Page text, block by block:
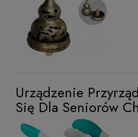
Urządzenie
Się Dla Seniorów